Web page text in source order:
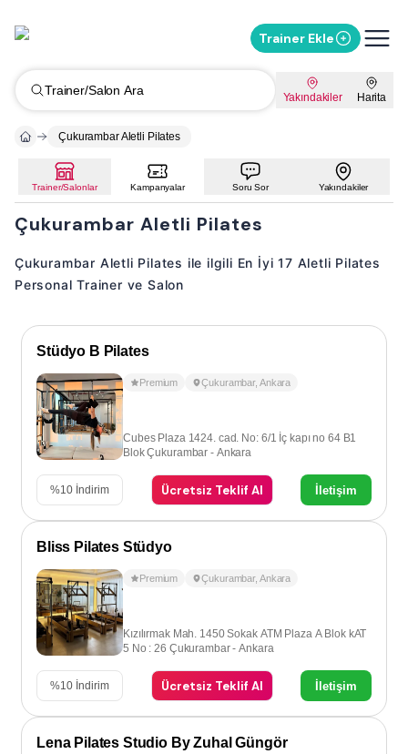
Trainer Ekle
Trainer/Salon Ara Yakındakiler Harita
Çukurambar Aletli Pilates
Trainer/Salonlar Kampanyalar Soru Sor Yakındakiler
Çukurambar Aletli Pilates
Çukurambar Aletli Pilates ile ilgili En İyi 17 Aletli Pilates
Personal Trainer ve Salon
Stüdyo B Pilates
Premium Çukurambar, Ankara
Cubes Plaza 1424. cad. No: 6/1 İç kapı no 64 B1
Blok Çukurambar - Ankara
%10 İndirim Ücretsiz Teklif Al İletişim
Bliss Pilates Stüdyo
Premium Çukurambar, Ankara
Kızılırmak Mah. 1450 Sokak ATM Plaza A Blok kAT
5 No : 26 Çukurambar - Ankara
%10 İndirim Ücretsiz Teklif Al İletişim
Lena Pilates Studio By Zuhal Güngör